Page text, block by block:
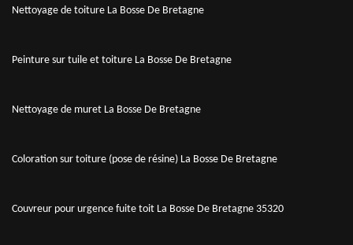
Nettoyage de toiture La Bosse De Bretagne
Peinture sur tuile et toiture La Bosse De Bretagne
Nettoyage de muret La Bosse De Bretagne
Coloration sur toiture (pose de résine) La Bosse De Bretagne
Couvreur pour urgence fuite toit La Bosse De Bretagne 35320